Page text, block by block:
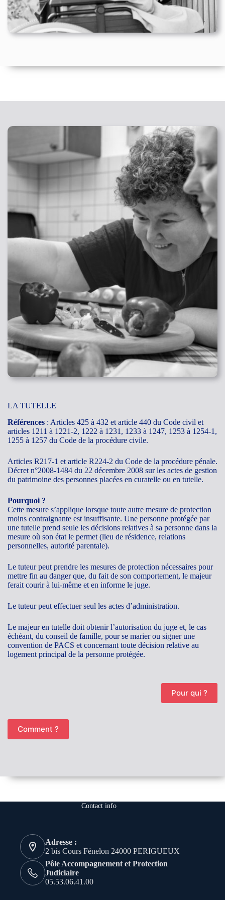
LA TUTELLE
Références : Articles 425 à 432 et article 440 du Code civil et
articles 1211 à 1221-2, 1222 à 1231, 1233 à 1247, 1253 à 1254-1,
1255 à 1257 du Code de la procédure civile.
Articles R217-1 et article R224-2 du Code de la procédure pénale.
Décret n°2008-1484 du 22 décembre 2008 sur les actes de gestion
du patrimoine des personnes placées en curatelle ou en tutelle.
Pourquoi ?
Cette mesure s’applique lorsque toute autre mesure de protection
moins contraignante est insuffisante. Une personne protégée par
une tutelle prend seule les décisions relatives à sa personne dans la
mesure où son état le permet (lieu de résidence, relations
personnelles, autorité parentale).
Le tuteur peut prendre les mesures de protection nécessaires pour
mettre fin au danger que, du fait de son comportement, le majeur
ferait courir à lui-même et en informe le juge.
Le tuteur peut effectuer seul les actes d’administration.
Le majeur en tutelle doit obtenir l’autorisation du juge et, le cas
échéant, du conseil de famille, pour se marier ou signer une
convention de PACS et concernant toute décision relative au
logement principal de la personne protégée.
Pour qui ?
Comment ?
Contact info
Adresse :
2 bis Cours Fénelon 24000 PERIGUEUX
Pôle Accompagnement et Protection
Judiciaire
05.53.06.41.00